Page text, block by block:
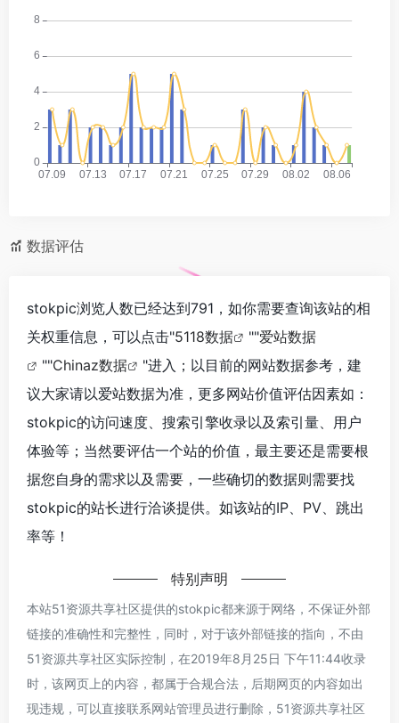
数据评估
stokpic浏览人数已经达到791，如你需要查询该站的相
关权重信息，可以点击"5118数据 ""爱站数据
""Chinaz数据
"进入；以目前的网站数据参考，建
议大家请以爱站数据为准，更多网站价值评估因素如：
stokpic的访问速度、搜索引擎收录以及索引量、用户
体验等；当然要评估一个站的价值，最主要还是需要根
据您自身的需求以及需要，一些确切的数据则需要找
stokpic的站长进行洽谈提供。如该站的IP、PV、跳出
率等！
特别声明
本站51资源共享社区提供的stokpic都来源于网络，不保证外部
链接的准确性和完整性，同时，对于该外部链接的指向，不由
51资源共享社区实际控制，在2019年8月25日 下午11:44收录
时，该网页上的内容，都属于合规合法，后期网页的内容如出
现违规，可以直接联系网站管理员进行删除，51资源共享社区